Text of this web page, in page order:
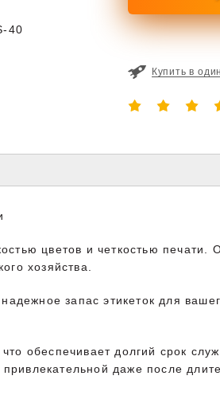
40
Купить в
цветов и четкостью печати.
хозяйства.
запас этикеток для
обеспечивает долгий срок
даже после